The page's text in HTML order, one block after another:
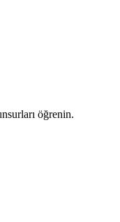
öğrenin.